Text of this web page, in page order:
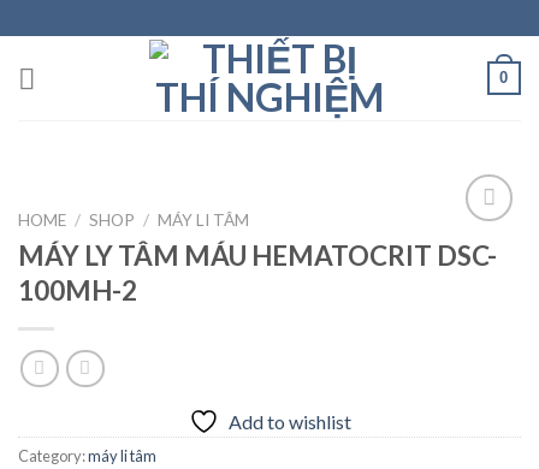
to
content
0
HOME / SHOP / MÁY LI TÂM
MÁY LY TÂM MÁU HEMATOCRIT DSC-
100MH-2
Add to wishlist
Category:máy li tâm